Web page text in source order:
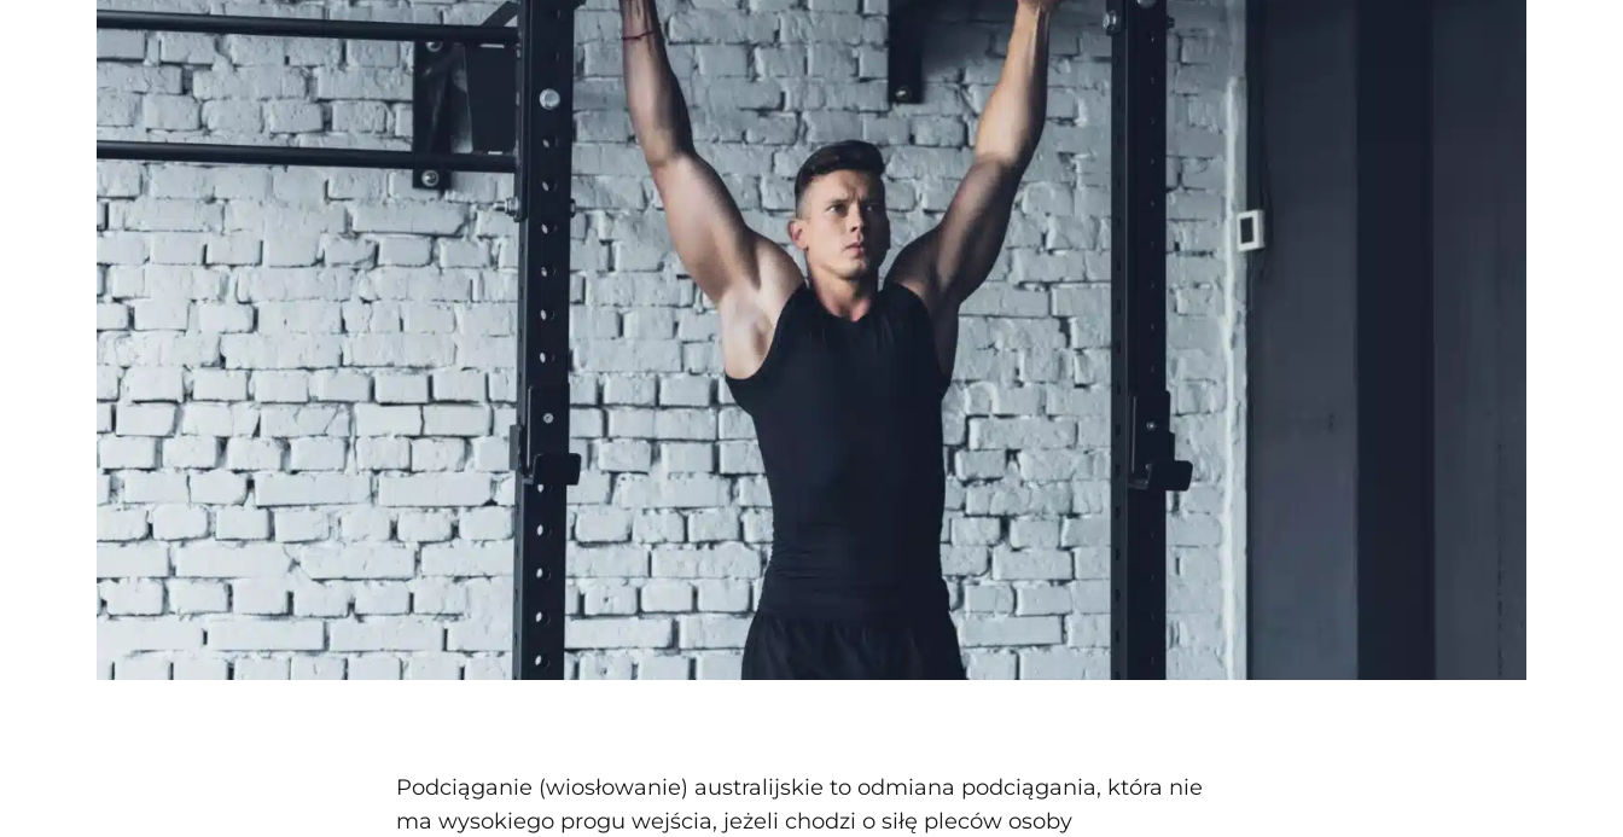
Podciąganie (wiosłowanie) australijskie to odmiana podciągania, która nie
ma wysokiego progu wejścia, jeżeli chodzi o siłę pleców osoby